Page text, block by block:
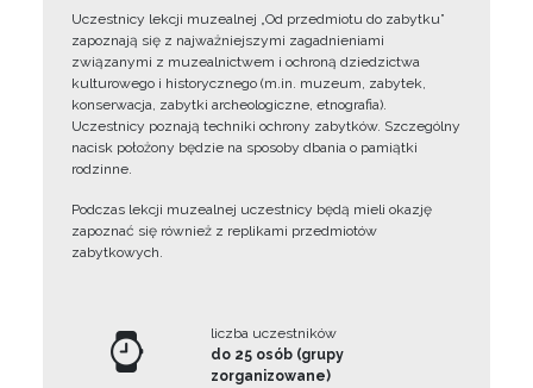
Uczestnicy lekcji muzealnej „Od przedmiotu do zabytku”
zapoznają się z najważniejszymi zagadnieniami
związanymi z muzealnictwem i ochroną dziedzictwa
kulturowego i historycznego (m.in. muzeum, zabytek,
konserwacja, zabytki archeologiczne, etnografia).
Uczestnicy poznają techniki ochrony zabytków. Szczególny
nacisk położony będzie na sposoby dbania o pamiątki
rodzinne.
Podczas lekcji muzealnej uczestnicy będą mieli okazję
zapoznać się również z replikami przedmiotów
zabytkowych.
liczba uczestników
do 25 osób (grupy
zorganizowane)